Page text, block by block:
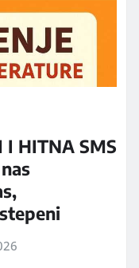
I HITNA SMS